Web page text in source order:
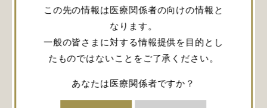
この先の情報は医療関係者の向けの情報と
なります。
一般の皆さまに対する情報提供を目的とし
たものではないことをご了承ください。
あなたは医療関係者ですか？